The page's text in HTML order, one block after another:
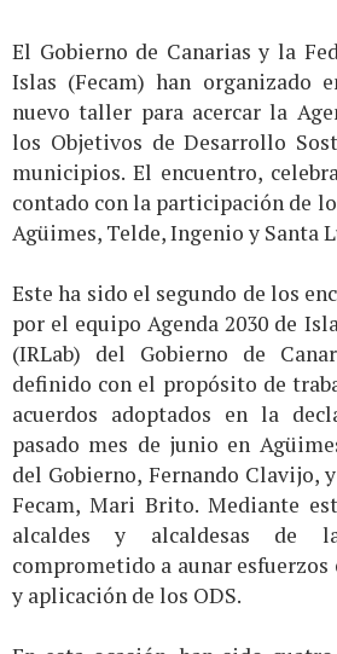
El Gobierno de Canarias y la
Islas (Fecam) han organizado
nuevo taller para acercar la
los Objetivos de Desarrollo
municipios. El encuentro,
contado con la participación de
Agüimes, Telde, Ingenio y Santa
Este ha sido el segundo de los
por el equipo Agenda 2030 de
(IRLab) del Gobierno de
definido con el propósito de
acuerdos adoptados en la
pasado mes de junio en
del Gobierno, Fernando Clavijo,
Fecam, Mari Brito. Mediante
alcaldes y alcaldesas de
comprometido a aunar
y aplicación de los ODS.